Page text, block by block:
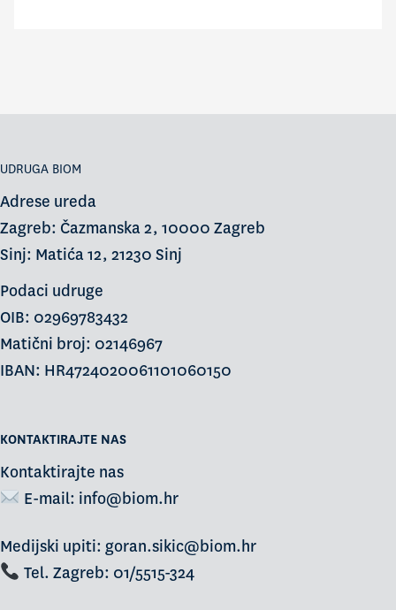
UDRUGA BIOM
Adrese ureda
Zagreb: Čazmanska 2, 10000 Zagreb
Sinj: Matića 12, 21230 Sinj
Podaci udruge
OIB: 02969783432
Matični broj: 02146967
IBAN: HR4724020061101060150
KONTAKTIRAJTE NAS
Kontaktirajte nas
E-mail: info@biom.hr
Medijski upiti: goran.sikic@biom.hr
Tel. Zagreb: 01/5515-324